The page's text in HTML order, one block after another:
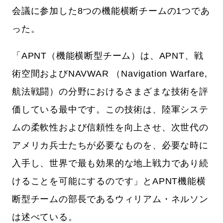
会議に参加した8つの機能横断チームの1つであ
った。
「APNT（機能横断型チーム）は、APNT、戦
術空間およびNAVWAR （Navigation Warfare,
航法戦闘）の分野におけるさまざまな技術を評
価している最中です。この技術は、陸軍システ
ムの柔軟性および信頼性を向上させ、次世代の
アメリカ兵士たちが必要なものを、必要な時に
入手し、世界で最も効果的な地上戦力であり続
けることを可能にするのです」とAPNT機能横
断型チームの部長であるウィリアム・ネルソン
は述べている。